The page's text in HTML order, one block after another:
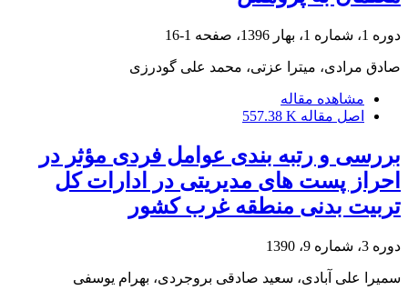
دوره 1، شماره 1، بهار 1396، صفحه 1-16
صادق مرادی، میترا عزتی، محمد علی گودرزی
مشاهده مقاله
اصل مقاله 557.38 K
بررسی و رتبه بندی عوامل فردی مؤثر در
احراز پست های مدیریتی در ادارات کل
تربیت بدنی منطقه غرب کشور
دوره 3، شماره 9، 1390
سمیرا علی آبادی، سعید صادقی بروجردی، بهرام یوسفی